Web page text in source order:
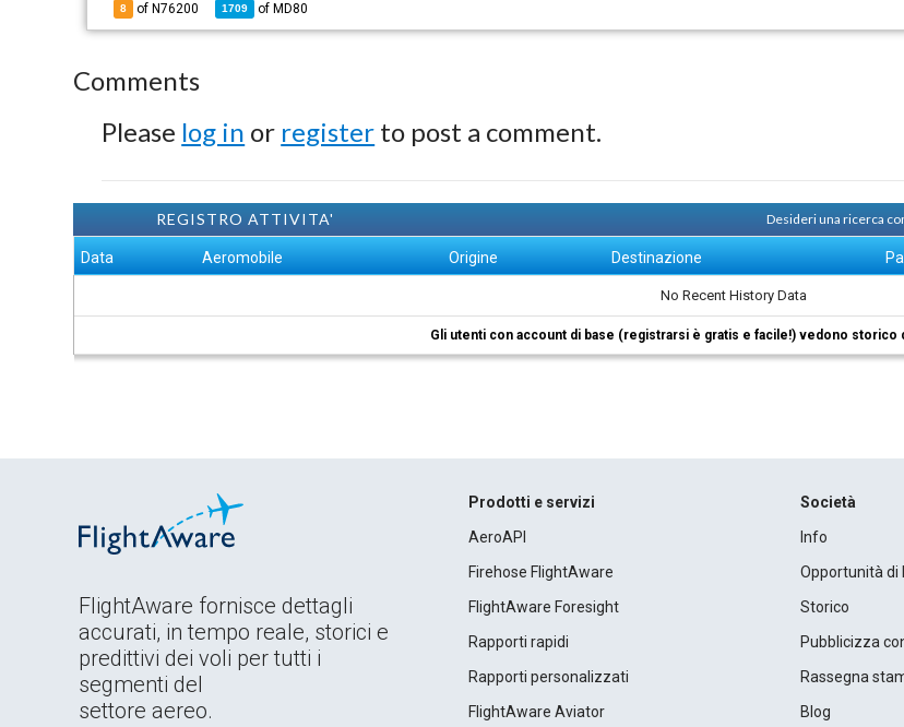
8 of N76200 1709 of MD80
Comments
Please log in or register to post a comment.
REGISTRO ATTIVITA' Desideri una ricerca
Data Aeromobile Origine Destinazione
No Recent History Data
Gli utenti con account di base (registrarsi è gratis e facile!) vedono storico
FlightAware fornisce dettagli
accurati, in tempo reale, storici e
predittivi dei voli per tutti i
segmenti del
settore aereo.
Prodotti e servizi
AeroAPI
Firehose FlightAware
FlightAware Foresight
Rapporti rapidi
Rapporti personalizzati
FlightAware Aviator
Società
Info
Opportunità di
Storico
Pubblicizza
Rassegna
Blog